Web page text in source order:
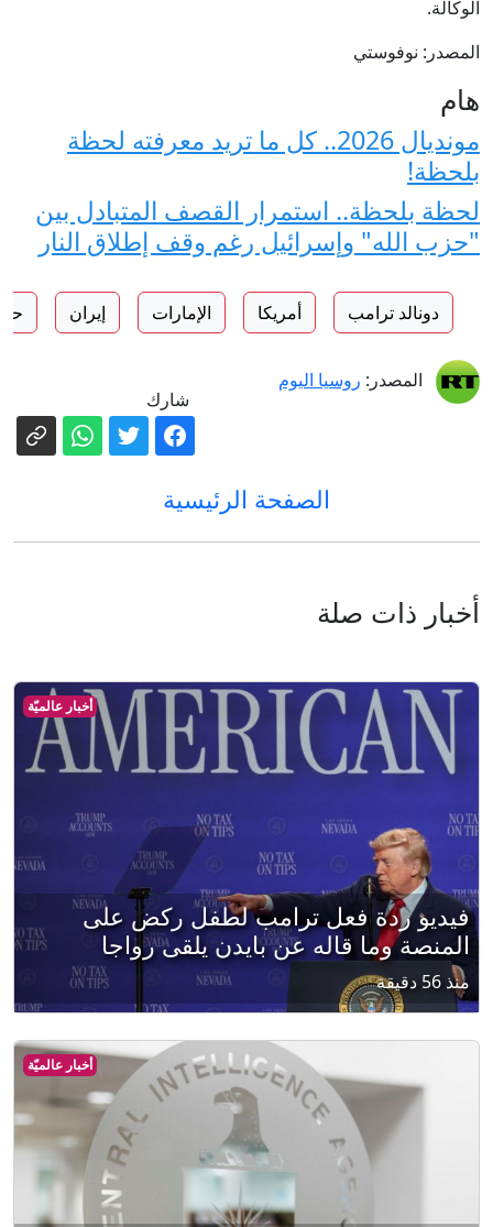
الوكالة.
المصدر: نوفوستي
هام
مونديال 2026.. كل ما تريد معرفته لحظة
بلحظة!
لحظة بلحظة.. استمرار القصف المتبادل بين
"حزب الله" وإسرائيل رغم وقف إطلاق النار
دونالد ترامب أمريكا الإمارات إيران
المصدر: روسيا اليوم
شارك
الصفحة الرئيسية
أخبار ذات صلة
أخبار عالميّة
فيديو ردة فعل ترامب لطفل ركض على
المنصة وما قاله عن بايدن يلقى رواجا
منذ 56 دقيقة
أخبار عالميّة